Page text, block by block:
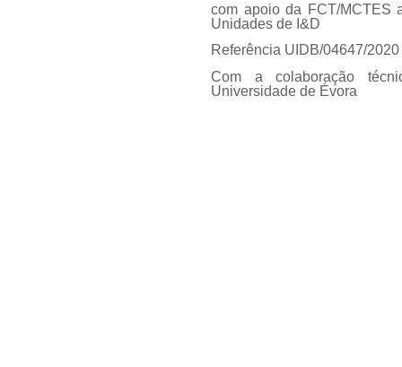
com apoio da FCT/MCTES
Unidades de I&D
Referência UIDB/04647/2020
Com a colaboração
Universidade de Évora